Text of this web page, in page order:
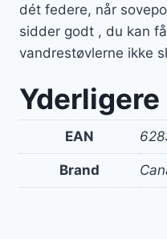
dét federe, når
sidder godt , du kan
vandrestøvlerne ikke
EAN
Brand